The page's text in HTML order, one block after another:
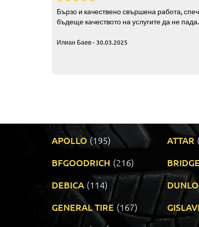
Бързо и качествено свършена работа,
бъдеще качеството на услугите да не пада.
Илиан Баев - 30.03.2025
APOLLO (195) ATTAR
BFGOODRICH (216)
DEBICA (114)
GENERAL TIRE (167)